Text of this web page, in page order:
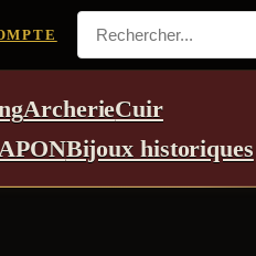
ArcherieCuir
Bijoux historiques